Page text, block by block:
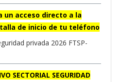
un acceso directo a la
de inicio de tu teléfono
SECTORIAL SEGURIDAD